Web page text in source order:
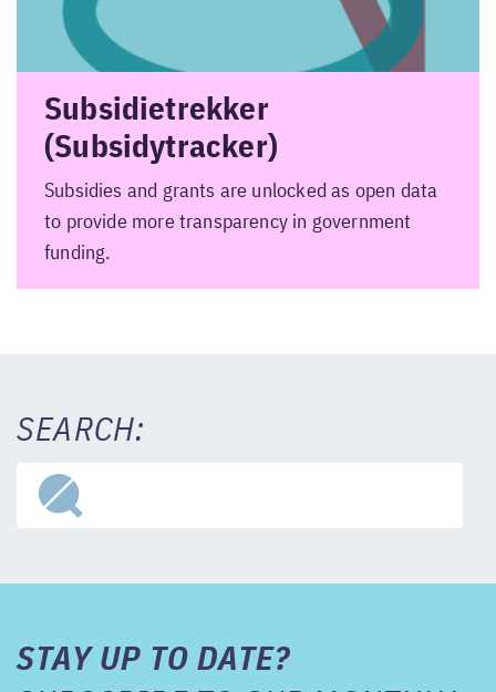
Subsidietrekker
(Subsidytracker)
Subsidies and grants are unlocked as open data
to provide more transparency in government
funding.
SEARCH:
STAY UP TO DATE?